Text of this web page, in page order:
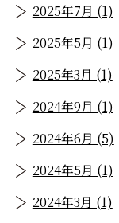
2025年7月 (1)
2025年5月 (1)
2025年3月 (1)
2024年9月 (1)
2024年6月 (5)
2024年5月 (1)
2024年3月 (1)